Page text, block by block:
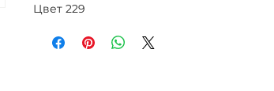
Цвет 229